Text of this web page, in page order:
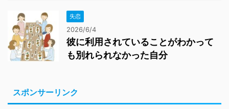
失恋
2026/6/4
彼に利用されていることがわかって
も別れられなかった自分
スポンサーリンク